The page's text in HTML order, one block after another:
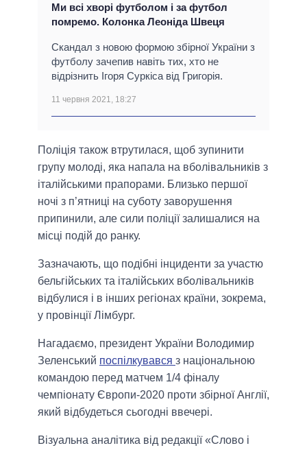
Ми всі хворі футболом і за футбол
помремо. Колонка Леоніда Швеця
Скандал з новою формою збірної України з
футболу зачепив навіть тих, хто не
відрізнить Ігоря Суркіса від Григорія.
11 червня 2021, 18:27
Поліція також втрутилася, щоб зупинити
групу молоді, яка напала на вболівальників з
італійськими прапорами. Близько першої
ночі з п’ятниці на суботу заворушення
припинили, але сили поліції залишалися на
місці подій до ранку.
Зазначають, що подібні інциденти за участю
бельгійських та італійських вболівальників
відбулися і в інших регіонах країни, зокрема,
у провінції Лімбург.
Нагадаємо, президент України Володимир
Зеленський поспілкувався з національною
командою перед матчем 1/4 фіналу
чемпіонату Європи-2020 проти збірної Англії,
який відбудеться сьогодні ввечері.
Візуальна аналітика від редакції «Слово і